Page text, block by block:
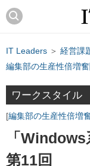
IT Leaders ＞ 経営課
編集部の生産性倍増
ワークスタイル
編集部の生産性倍増
「
第11回